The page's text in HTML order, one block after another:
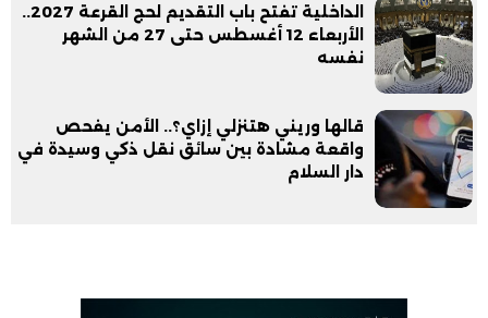
الداخلية تفتح باب التقديم لحج القرعة 2027..
الأربعاء 12 أغسطس حتى 27 من الشهر
نفسه
قالها وريني هتنزلي إزاي؟.. الأمن يفحص
واقعة مشادة بين سائق نقل ذكي وسيدة في
دار السلام